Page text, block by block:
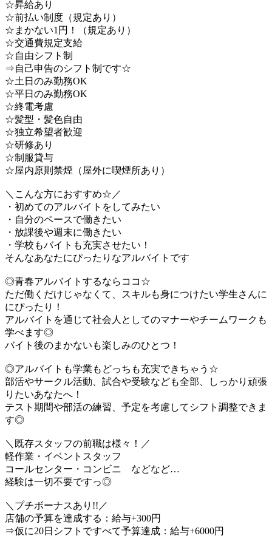
☆昇給あり
☆前払い制度（規定あり）
☆まかない1円！（規定あり）
☆交通費規定支給
☆自由シフト制
⇒自己申告のシフト制です☆
☆土日のみ勤務OK
☆平日のみ勤務OK
☆終電考慮
☆髪型・髪色自由
☆独立希望者歓迎
☆研修あり
☆制服貸与
☆屋内原則禁煙（屋外に喫煙所あり）
＼こんな方におすすめ☆／
・初めてのアルバイトをしてみたい
・自分のペースで働きたい
・放課後や週末に働きたい
・学校もバイトも充実させたい！
そんなあなたにぴったりなアルバイトです
◎青春アルバイトするならココ☆
ただ働くだけじゃなくて、スキルも身につけたい学生さんに
にぴったり！
アルバイトを通じて社会人としてのマナーやチームワークも
学べます◎
バイト後のまかないも楽しみのひとつ！
◎アルバイトも学業もどっちも充実できちゃう☆
部活やサークル活動、試合や受験なども全部、しっかり頑張
りたいあなたへ！
テスト期間や部活の練習、予定を考慮してシフト調整できま
す◎
＼既存スタッフの前職は様々！／
軽作業・イベントスタッフ
コールセンター・コンビニ などなど…
経験は一切不要ですっ◎
＼プチボーナスあり!!／
店舗の予算を達成する：給与+300円
⇒仮に20日シフトですべて予算達成：給与+6000円